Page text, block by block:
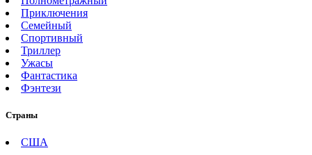
Приключения
Семейный
Спортивный
Триллер
Ужасы
Фантастика
Фэнтези
Страны
США